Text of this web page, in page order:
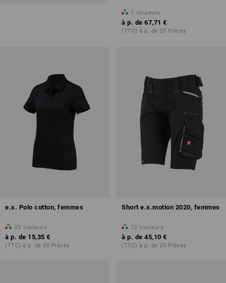
7 couleurs
à p. de 67,71 €
(TTC) à p. de 20 Pièces
e.s. Polo cotton, femmes
33 couleurs
à p. de 15,35 €
(TTC) à p. de 30 Pièces
Short e.s.motion 2020, femmes
12 couleurs
à p. de 45,10 €
(TTC) à p. de 20 Pièces